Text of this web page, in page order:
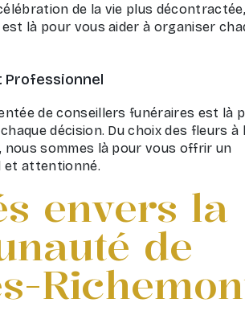
de la vie plus décontractée,
là pour vous aider à organiser
Professionnel
de conseillers funéraires est là
décision. Du choix des fleurs à
nous sommes là pour vous offrir un
et attentionné.
envers la
de